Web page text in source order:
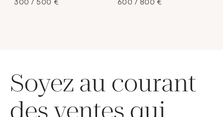
Soyez au courant
des ventes qui